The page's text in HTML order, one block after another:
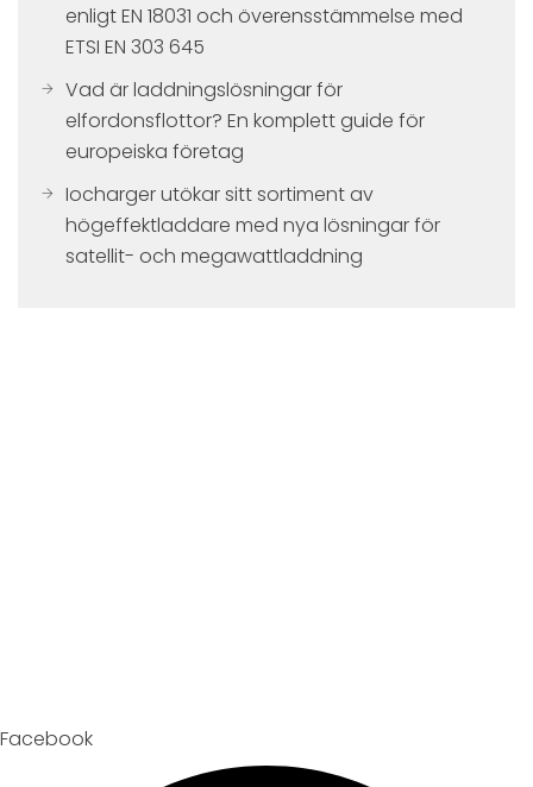
enligt EN 18031 och överensstämmelse med
ETSI EN 303 645
Vad är laddningslösningar för
elfordonsflottor? En komplett guide för
europeiska företag
Iocharger utökar sitt sortiment av
högeffektladdare med nya lösningar för
satellit- och megawattladdning
Facebook